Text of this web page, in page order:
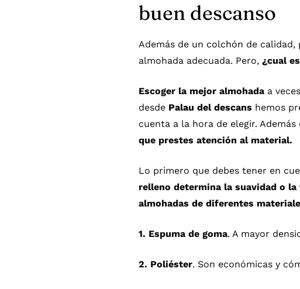
buen descanso
Además de un colchón de calidad,
almohada adecuada. Pero, ¿cual
Escoger la mejor almohada a
desde Palau del descans hemos
cuenta a la hora de elegir.
que prestes atención al material.
Lo primero que debes tener en
relleno determina la suavidad o la
almohadas de diferentes
1. Espuma de goma. A mayor
2. Poliéster. Son económicas y